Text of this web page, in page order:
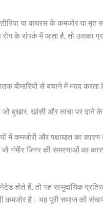
या वायरस के कमजोर या
के संपर्क में आता है, तो उसका
बीमारियों से बचाने में मदद
बुखार, खांसी और त्वचा पर
में कमजोरी और पक्षाघात का
गंभीर जिगर की समस्याओं का
होते हैं, तो यह सामुदायिक
है। यह पूरी समाज को